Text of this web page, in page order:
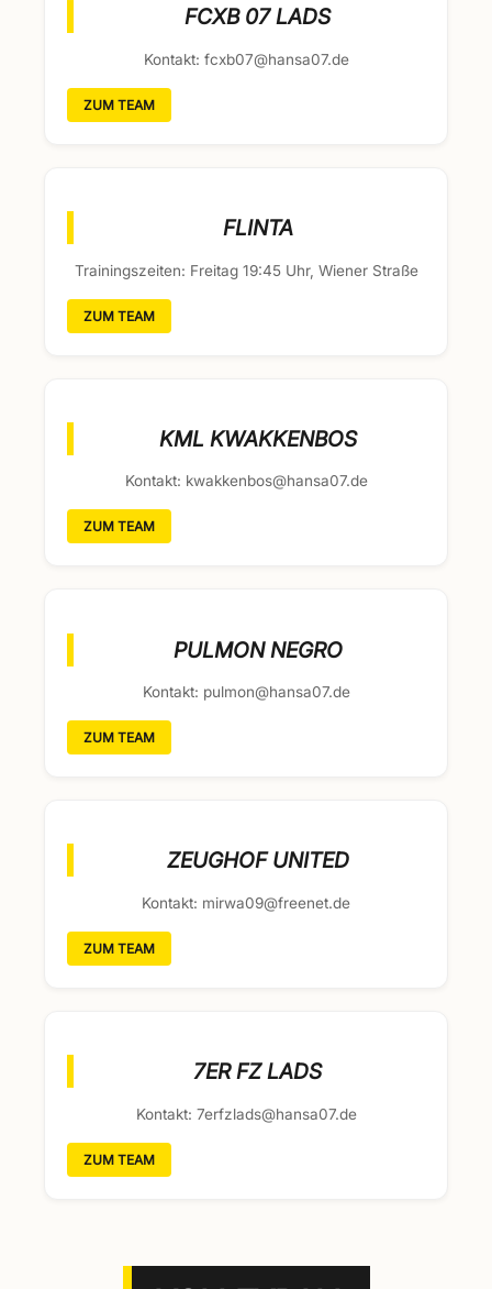
FCXB 07 LADS
Kontakt: fcxb07@hansa07.de
ZUM TEAM
FLINTA
Trainingszeiten: Freitag 19:45 Uhr, Wiener Straße
ZUM TEAM
KML KWAKKENBOS
Kontakt: kwakkenbos@hansa07.de
ZUM TEAM
PULMON NEGRO
Kontakt: pulmon@hansa07.de
ZUM TEAM
ZEUGHOF UNITED
Kontakt: mirwa09@freenet.de
ZUM TEAM
7ER FZ LADS
Kontakt: 7erfzlads@hansa07.de
ZUM TEAM